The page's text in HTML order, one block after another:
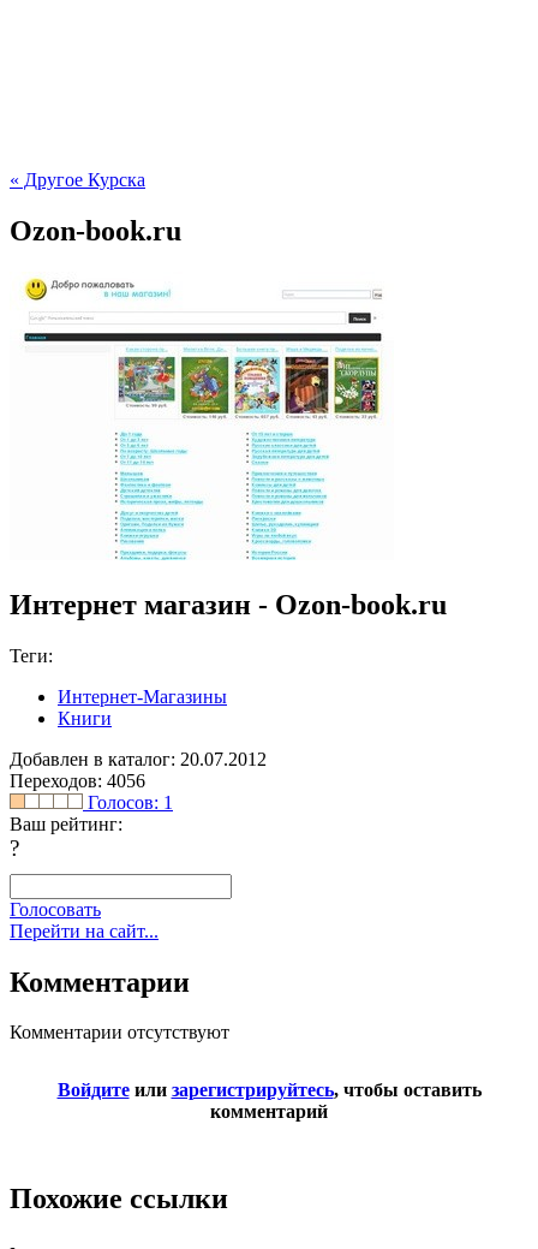
« Другое Курска
Ozon-book.ru
Интернет магазин - Ozon-book.ru
Теги:
Интернет-Магазины
Книги
Добавлен в каталог: 20.07.2012
Переходов: 4056
Голосов: 1
Ваш рейтинг:
?
Голосовать
Перейти на сайт...
Комментарии
Комментарии отсутствуют
Войдитеили зарегистрируйтесь, чтобы оставить
комментарий
Похожие ссылки